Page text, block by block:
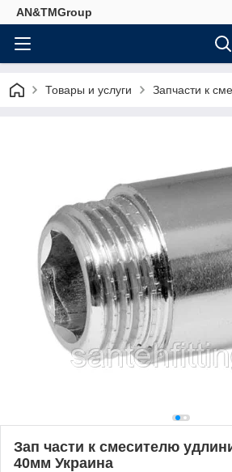
AN&TMGroup
Товары и услуги Запчасти к
Зап части к смесителю
40мм Украина